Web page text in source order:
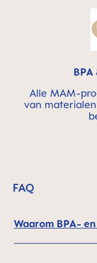
BPA
Alle MAM-
van materialen
FAQ
Waarom BPA-